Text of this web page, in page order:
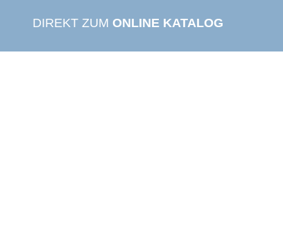
DIREKT ZUM ONLINE KATALOG